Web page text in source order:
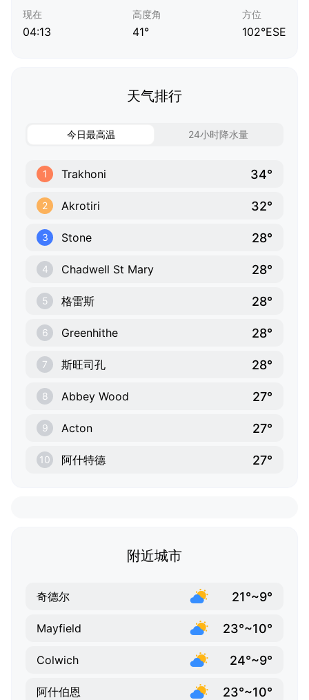
现在
04:13
高度角
41°
方位
102°ESE
天气排行
今日最高温 24小时降水量
1 Trakhoni 34°
2 Akrotiri 32°
3 Stone 28°
4 Chadwell St Mary 28°
5 格雷斯 28°
6 Greenhithe 28°
7 斯旺司孔 28°
8 Abbey Wood 27°
9 Acton 27°
10 阿什特德 27°
附近城市
奇德尔 21°~9°
Mayfield 23°~10°
Colwich 24°~9°
阿什伯恩 23°~10°